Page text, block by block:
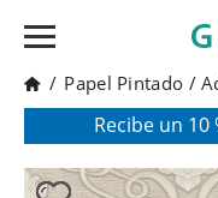
/ Papel Pintado /
Pon en tu
Recibe un
* Válido para